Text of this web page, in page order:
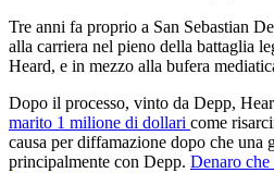
Tre anni fa proprio a San Sebastian
alla carriera nel pieno della battaglia
Heard, e in mezzo alla bufera
Dopo il processo, vinto da Depp,
marito 1 milione di dollari come
causa per diffamazione dopo che una
principalmente con Depp. Denaro che